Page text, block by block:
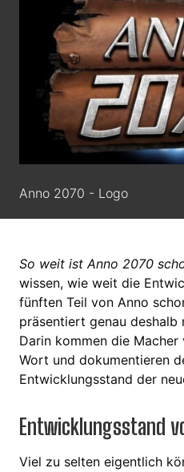
Anno 2070 - Logo
So weit ist Anno 2070
wissen, wie weit die
fünften Teil von Anno
präsentiert genau deshalb
Darin kommen die
Wort und dokumentieren
Entwicklungsstand der
Entwicklungsstand
Viel zu selten eigentlich